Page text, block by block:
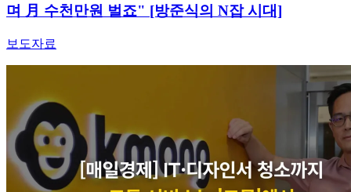
며 月 수천만원 벌죠" [방준식의 N잡 시대]
보도자료